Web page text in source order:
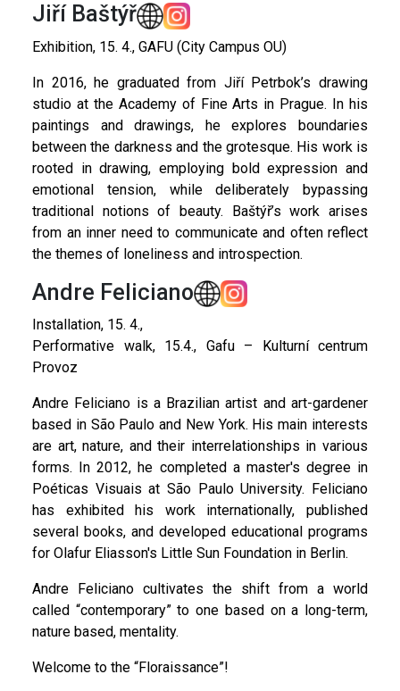
Jiří Baštýř
Exhibition, 15. 4., GAFU (City Campus OU)
In 2016, he graduated from Jiří Petrbok’s drawing
studio at the Academy of Fine Arts in Prague. In his
paintings and drawings, he explores boundaries
between the darkness and the grotesque. His work is
rooted in drawing, employing bold expression and
emotional tension, while deliberately bypassing
traditional notions of beauty. Baštýř’s work arises
from an inner need to communicate and often reflect
the themes of loneliness and introspection.
Andre Feliciano
Installation, 15. 4.,
Performative walk, 15.4., Gafu – Kulturní centrum
Provoz
Andre Feliciano is a Brazilian artist and art-gardener
based in São Paulo and New York. His main interests
are art, nature, and their interrelationships in various
forms. In 2012, he completed a master's degree in
Poéticas Visuais at São Paulo University. Feliciano
has exhibited his work internationally, published
several books, and developed educational programs
for Olafur Eliasson's Little Sun Foundation in Berlin.
Andre Feliciano cultivates the shift from a world
called “contemporary” to one based on a long-term,
nature based, mentality.
Welcome to the “Floraissance”!